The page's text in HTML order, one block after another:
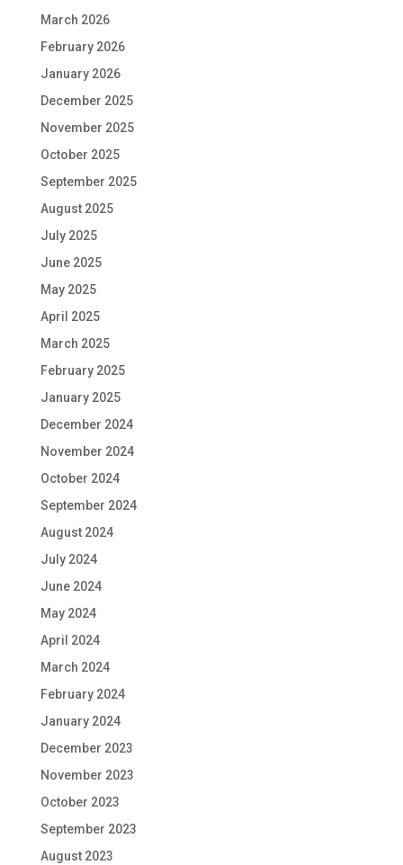
March 2026
February 2026
January 2026
December 2025
November 2025
October 2025
September 2025
August 2025
July 2025
June 2025
May 2025
April 2025
March 2025
February 2025
January 2025
December 2024
November 2024
October 2024
September 2024
August 2024
July 2024
June 2024
May 2024
April 2024
March 2024
February 2024
January 2024
December 2023
November 2023
October 2023
September 2023
August 2023